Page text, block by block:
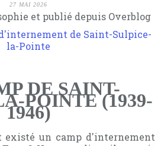
27 MAI 2026
et publié depuis Overblog
DE SAINT-
POINTE (1939-
1946)
un camp d'internement